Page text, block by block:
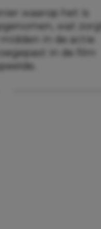
waarop het is
wat zorgt
in de actie
in de film